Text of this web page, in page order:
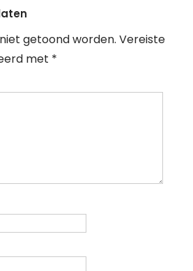
getoond worden. Vereiste
met *